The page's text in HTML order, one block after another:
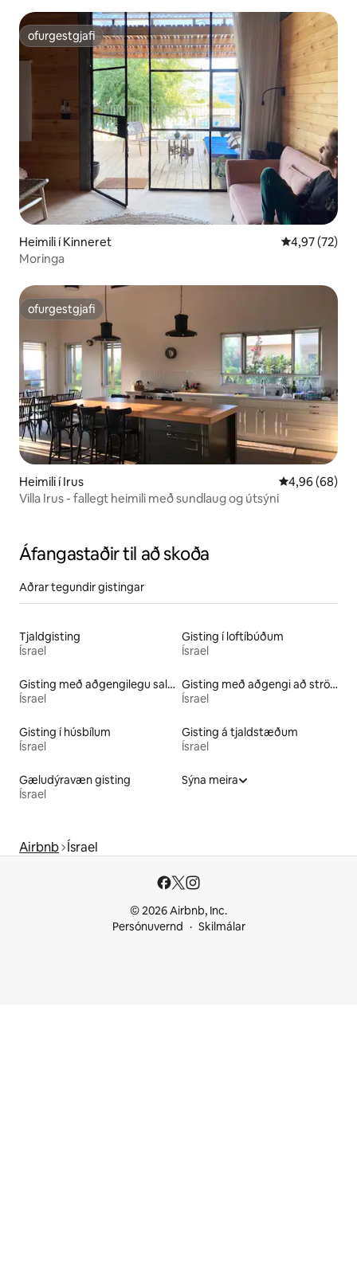
ofurgestgjafi
ofurgestgjafi
Heimili í Kinneret 4,97 af 5 í
4,97 (72)
Moringa
ofurgestgjafi
ofurgestgjafi
Heimili í Irus 4,96 af 5 í
4,96 (68)
Villa Irus - fallegt heimili með sundlaug og útsýni
Áfangastaðir til að skoða
Aðrar tegundir gistingar
Tjaldgisting
Ísrael
Gisting í loftíbúðum
Ísrael
Gisting með aðgengilegu salerni
Ísrael
Gisting með aðgengi að strönd
Ísrael
Gisting í húsbílum
Ísrael
Gisting á tjaldstæðum
Ísrael
Gæludýravæn gisting
Ísrael
Sýna meira
Airbnb Ísrael
© 2026 Airbnb, Inc.
Persónuvernd
Skilmálar